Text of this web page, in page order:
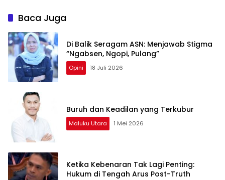
Baca Juga
Di Balik Seragam ASN: Menjawab Stigma
“Ngabsen, Ngopi, Pulang”
Opini 18 Juli 2026
Buruh dan Keadilan yang Terkubur
Maluku Utara 1 Mei 2026
Ketika Kebenaran Tak Lagi Penting:
Hukum di Tengah Arus Post-Truth